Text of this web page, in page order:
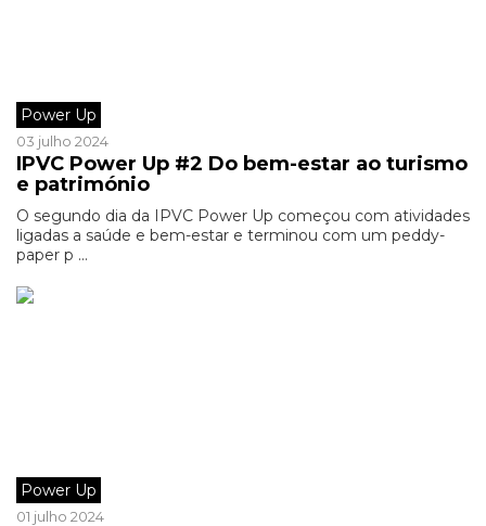
Power Up
03 julho 2024
IPVC Power Up #2 Do bem-estar ao turismo
e património
O segundo dia da IPVC Power Up começou com atividades
ligadas a saúde e bem-estar e terminou com um peddy-
paper p ...
Power Up
01 julho 2024